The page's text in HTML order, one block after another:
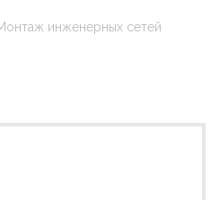
инженерных сетей